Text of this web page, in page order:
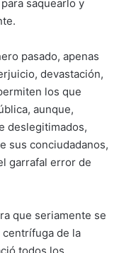
saquearlo y
pasado, apenas
devastación,
los que
aunque,
deslegitimados,
sus conciudadanos,
garrafal error de
que seriamente se
centrífuga de la